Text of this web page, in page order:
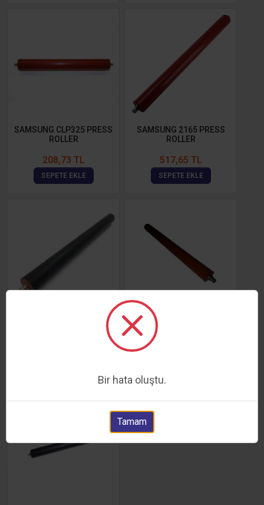
SAMSUNG CLP325 PRESS
ROLLER
208,73 TL
SEPETE EKLE
SAMSUNG 2165 PRESS
ROLLER
517,65 TL
SEPETE EKLE
SAMSUNG 3310 PRESS
SAMSUNG ML3470 PRESS
Bir hata oluştu.
Tamam